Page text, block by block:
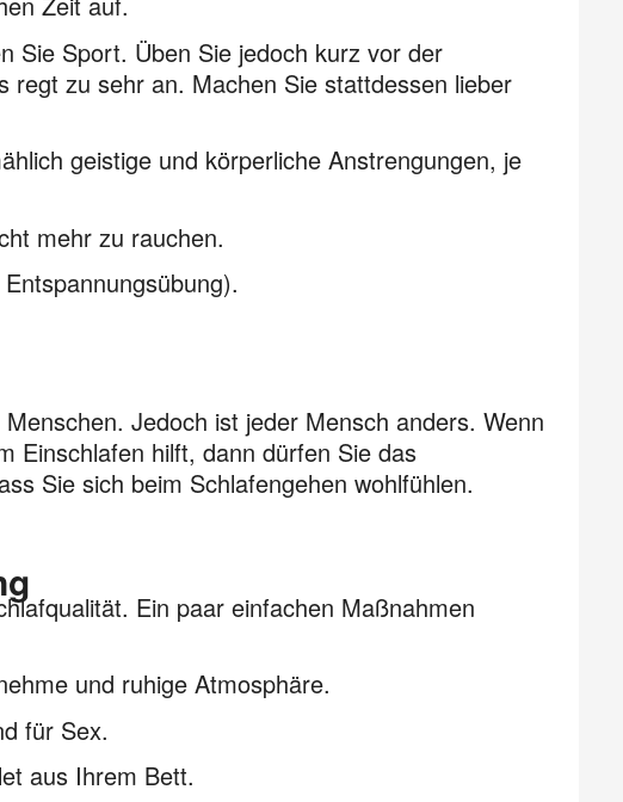
Sie Sport. Üben Sie jedoch kurz vor der
regt zu sehr an. Machen Sie stattdessen lieber
geistige und körperliche Anstrengungen, je
mehr zu rauchen.
Jedoch ist jeder Mensch anders. Wenn
Einschlafen hilft, dann dürfen Sie das
Sie sich beim Schlafengehen wohlfühlen.
Ein paar einfachen Maßnahmen
und ruhige Atmosphäre.
für Sex.
aus Ihrem Bett.